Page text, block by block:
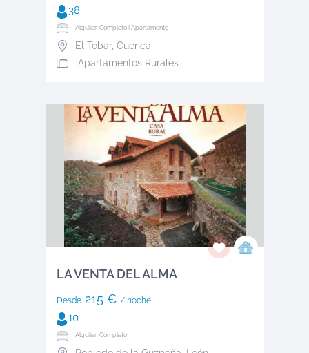
38
Alquiler: Completo | Apartamento
El Tobar, Cuenca
Apartamentos Rurales
LA VENTA DEL ALMA
Desde215 € / noche
10
Alquiler: Completo